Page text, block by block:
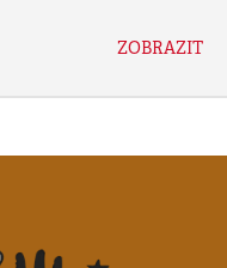
ZOBRAZIT